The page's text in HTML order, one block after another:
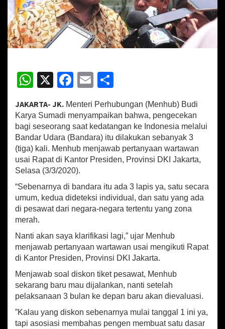
g
e
c
d
i
a
n
a
r
a
S
e
a
g
a
n
t
i
p
a
i
V
W
at
sA
p
p
X
Fa
b
o
o
k
E
m
ai
l
h
ar
e
JAKARTA- JK. Menteri Perhubungan (Menhub) Budi
Karya Sumadi menyampaikan bahwa, pengecekan
bagi seseorang saat kedatangan ke Indonesia melalui
Bandar Udara (Bandara) itu dilakukan sebanyak 3
(tiga) kali. Menhub menjawab pertanyaan wartawan
usai Rapat di Kantor Presiden, Provinsi DKI Jakarta,
Selasa (3/3/2020).
“Sebenarnya di bandara itu ada 3 lapis ya, satu secara
umum, kedua dideteksi individual, dan satu yang ada
di pesawat dari negara-negara tertentu yang zona
merah.
Nanti akan saya klarifikasi lagi,” ujar Menhub
menjawab pertanyaan wartawan usai mengikuti Rapat
di Kantor Presiden, Provinsi DKI Jakarta.
Menjawab soal diskon tiket pesawat, Menhub
sekarang baru mau dijalankan, nanti setelah
pelaksanaan 3 bulan ke depan baru akan dievaluasi.
”Kalau yang diskon sebenarnya mulai tanggal 1 ini ya,
tapi asosiasi membahas pengen membuat satu dasar